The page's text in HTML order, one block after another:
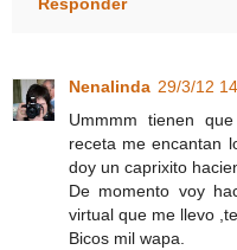
Responder
Nenalinda 29/3/12
Ummmm tienen
receta me encantan
doy un caprixito
De momento voy
virtual que me llevo
Bicos mil wapa.